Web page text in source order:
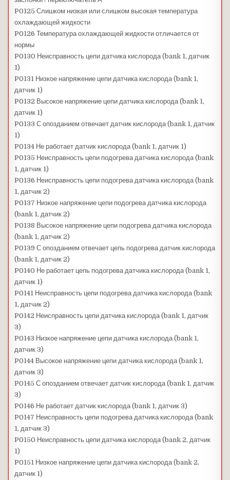
P0125 Слишком низкая или слишком высокая температура
охлаждающей жидкости
P0126 Температура охлаждающей жидкости отличается от
нормы
P0130 Неисправность цепи датчика кислорода (bank 1, датчик
1)
P0131 Низкое напряжение цепи датчика кислорода (bank 1,
датчик 1)
P0132 Высокое напряжение цепи датчика кислорода (bank 1,
датчик 1)
P0133 С опозданием отвечает датчик кислорода (bank 1, датчик
1)
P0134 Не работает датчик кислорода (bank 1, датчик 1)
P0135 Неисправность цепи подогрева датчика кислорода (bank
1, датчик 1)
P0136 Неисправность цепи подогрева датчика кислорода (bank
1, датчик 2)
P0137 Низкое напряжение цепи подогрева датчика кислорода
(bank 1, датчик 2)
P0138 Высокое напряжение цепи подогрева датчика кислорода
(bank 1, датчик 2)
P0139 С опозданием отвечает цепь подогрева датчик кислорода
(bank 1, датчик 2)
P0140 Не работает цепь подогрева датчика кислорода (bank 1,
датчик 1)
P0141 Неисправность цепи подогрева датчика кислорода (bank
1, датчик 2)
P0142 Неисправность цепи датчика кислорода (bank 1, датчик
3)
P0143 Низкое напряжение цепи датчика кислорода (bank 1,
датчик 3)
P0144 Высокое напряжение цепи датчика кислорода (bank 1,
датчик 3)
P0145 С опозданием отвечает датчик кислорода (bank 1, датчик
3)
P0146 Не работает датчик кислорода (bank 1, датчик 3)
P0147 Неисправность цепи подогрева датчика кислорода (bank
1, датчик 3)
P0150 Неисправность цепи датчика кислорода (bank 2, датчик
1)
P0151 Низкое напряжение цепи датчика кислорода (bank 2,
датчик 1)